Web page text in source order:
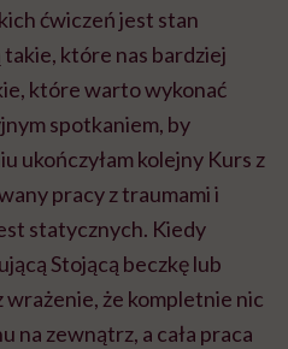
ćwiczeń jest stan
takie, które nas bardziej
które warto wykonać
spotkaniem, by
ukończyłam kolejny Kurs z
pracy z traumami i
statycznych. Kiedy
Stojącą beczkę lub
że kompletnie nic
na zewnątrz, a cała praca